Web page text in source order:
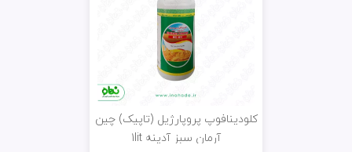
کلودینافوپ پروپارژیل (تاپیک) چین
آرمان سبز آدینه 1lit